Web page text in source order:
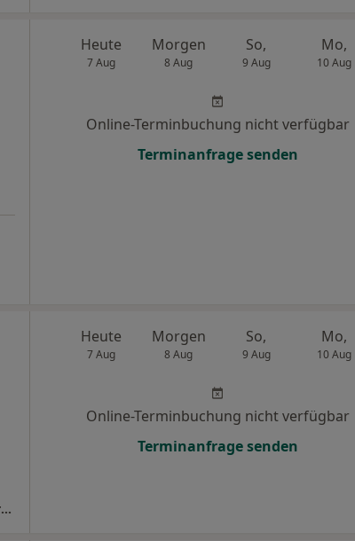
Heute
7 Aug
Morgen
8 Aug
So,
9 Aug
Mo,
10 Aug
Online-Terminbuchung nicht verfügbar
Terminanfrage senden
KIDSMED Kinderarztpraxis Sebastian Schneider-Wirth Facharzt für Kinder- und Jugendmedizin
Heute
7 Aug
Morgen
8 Aug
So,
9 Aug
Mo,
10 Aug
Online-Terminbuchung nicht verfügbar
Terminanfrage senden